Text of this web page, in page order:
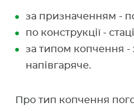
за призначенням -
по конструкції -
за типом копчення -
напівгаряче.
Про тип копчення